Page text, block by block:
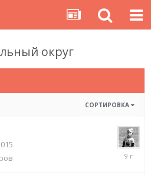
округ
СОРТИРОВКА